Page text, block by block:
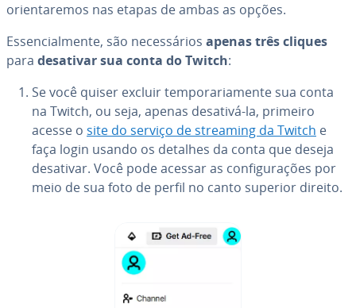
ori­en­ta­re­mos nas etapas de ambas as opções.
Es­sen­ci­al­mente, são ne­ces­sá­rios apenas três cliques
para desativar sua conta do Twitch:
Se você quiser excluir tem­po­ra­ri­a­mente sua conta
na Twitch, ou seja, apenas desativá-la, primeiro
acesse o site do serviço de streaming da Twitch e
faça login usando os detalhes da conta que deseja
desativar. Você pode acessar as con­fi­gu­ra­ções por
meio de sua foto de perfil no canto superior direito.